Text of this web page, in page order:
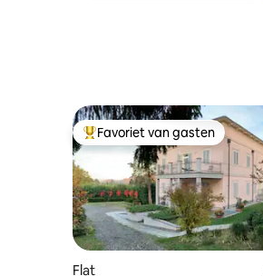
Topfavoriet van gasten
Favoriet van gasten
Flat